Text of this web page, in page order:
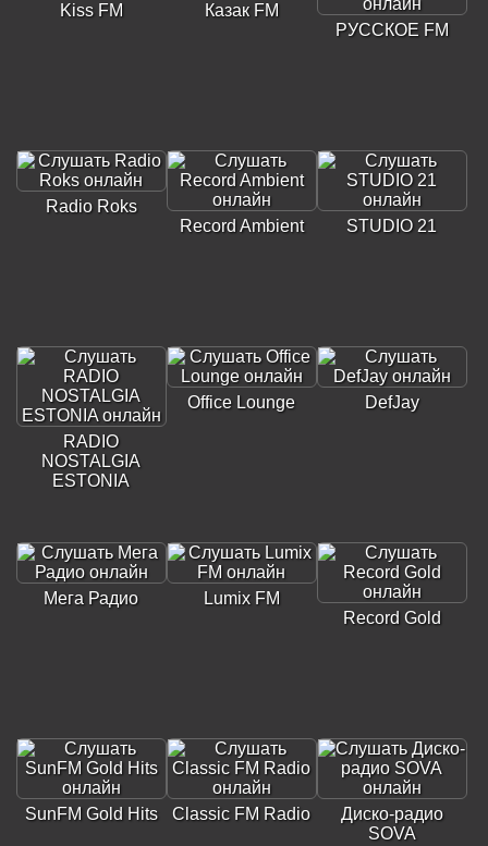
Kiss FM
Казак FM
РУССКОЕ FM
Radio Roks
Record Ambient
STUDIO 21
RADIO
NOSTALGIA
ESTONIA
Office Lounge DefJay
Мега Радио
Lumix FM
Record Gold
SunFM Gold Hits Classic FM Radio
Диско-радио
SOVA